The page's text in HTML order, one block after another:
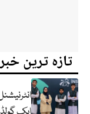
تازہ ترین